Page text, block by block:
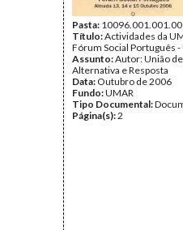
Pasta:
Título:Actividades da
Fórum Social Português -
Assunto:Autor: União
Alternativa e Resposta
Data: Outubro de 2006
Fundo:UMAR
Tipo Documental:
Página(s):2